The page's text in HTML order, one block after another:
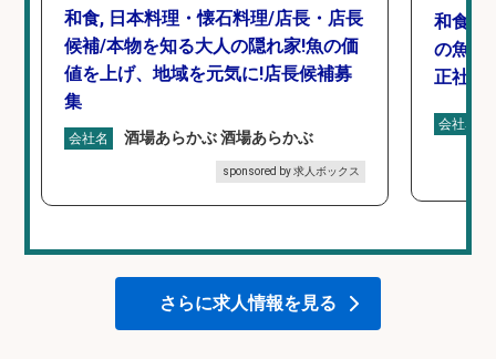
和食, 日本料理・懐石料理/店長・店長
候補/本物を知る大人の隠れ家!魚の価
値を上げ、地域を元気に!店長候補募
集
会社名 酒場あらかぶ 酒場あらかぶ
sponsored by 求人ボックス
和食,
の魚と
正社員
会社名
さらに求人情報を見る